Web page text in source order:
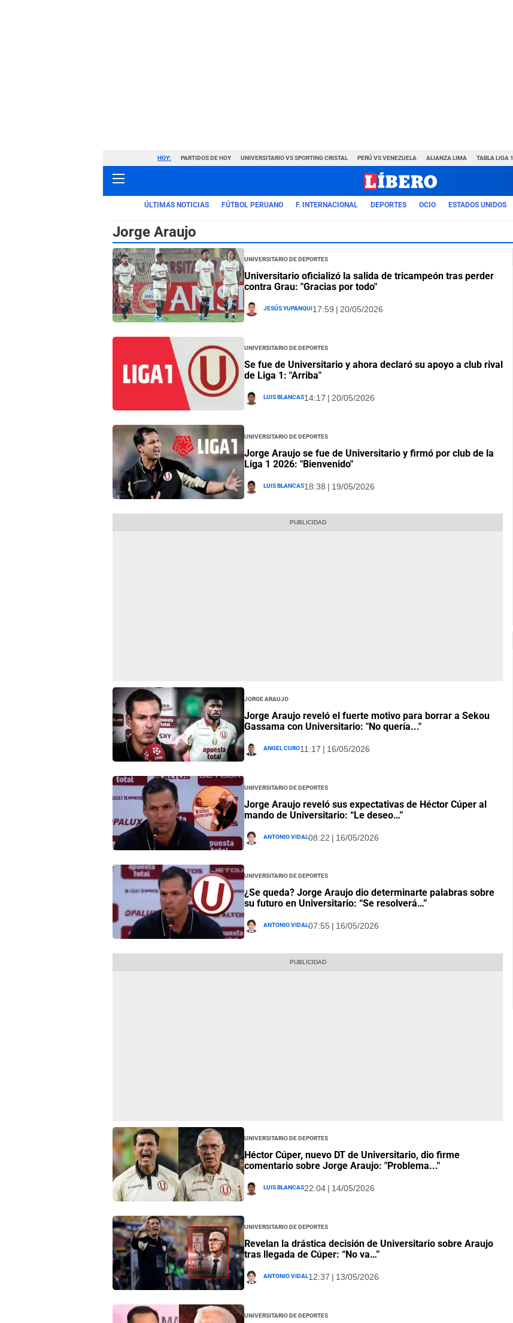
HOY: PARTIDOS DE HOY UNIVERSITARIO VS SPORTING CRISTAL PERÚ VS VENEZUELA ALIANZA LIMA TABLA LIGA 1
ÚLTIMAS NOTICIAS FÚTBOL PERUANO F. INTERNACIONAL DEPORTES OCIO ESTADOS UNIDOS
Jorge Araujo
Universitario de Deportes
Universitario oficializó la salida de tricampeón tras perder
contra Grau: "Gracias por todo"
Jesús Yupanqui17:59 | 20/05/2026
Universitario de Deportes
Se fue de Universitario y ahora declaró su apoyo a club rival
de Liga 1: "Arriba"
Luis Blancas14:17 | 20/05/2026
Universitario de Deportes
Jorge Araujo se fue de Universitario y firmó por club de la
Liga 1 2026: "Bienvenido"
Luis Blancas18:38 | 19/05/2026
Jorge Araujo
Jorge Araujo reveló el fuerte motivo para borrar a Sekou
Gassama con Universitario: "No quería..."
Angel Curo11:17 | 16/05/2026
Universitario de Deportes
Jorge Araujo reveló sus expectativas de Héctor Cúper al
mando de Universitario: “Le deseo…”
Antonio Vidal08:22 | 16/05/2026
Universitario de Deportes
¿Se queda? Jorge Araujo dio determinarte palabras sobre
su futuro en Universitario: “Se resolverá…”
Antonio Vidal07:55 | 16/05/2026
Universitario de Deportes
Héctor Cúper, nuevo DT de Universitario, dio firme
comentario sobre Jorge Araujo: "Problema..."
Luis Blancas22:04 | 14/05/2026
Universitario de Deportes
Revelan la drástica decisión de Universitario sobre Araujo
tras llegada de Cúper: “No va…”
Antonio Vidal12:37 | 13/05/2026
Universitario de Deportes